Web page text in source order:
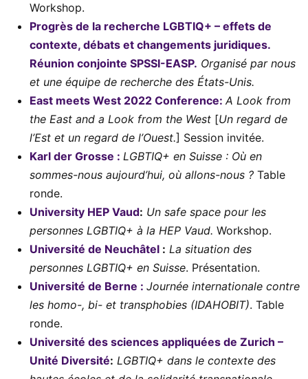
Workshop.
Progrès de la recherche LGBTIQ+ – effets de
contexte, débats et changements juridiques.
Réunion conjointe SPSSI-EASP. Organisé par nous
et une équipe de recherche des États-Unis.
East meets West 2022 Conference: A Look from
the East and a Look from the West [Un regard de
l’Est et un regard de l’Ouest.] Session invitée.
Karl der Grosse : LGBTIQ+ en Suisse : Où en
sommes-nous aujourd’hui, où allons-nous ? Table
ronde.
University HEP Vaud: Un safe space pour les
personnes LGBTIQ+ à la HEP Vaud. Workshop.
Université de Neuchâtel : La situation des
personnes LGBTIQ+ en Suisse. Présentation.
Université de Berne : Journée internationale contre
les homo-, bi- et transphobies (IDAHOBIT). Table
ronde.
Université des sciences appliquées de Zurich –
Unité Diversité: LGBTIQ+ dans le contexte des